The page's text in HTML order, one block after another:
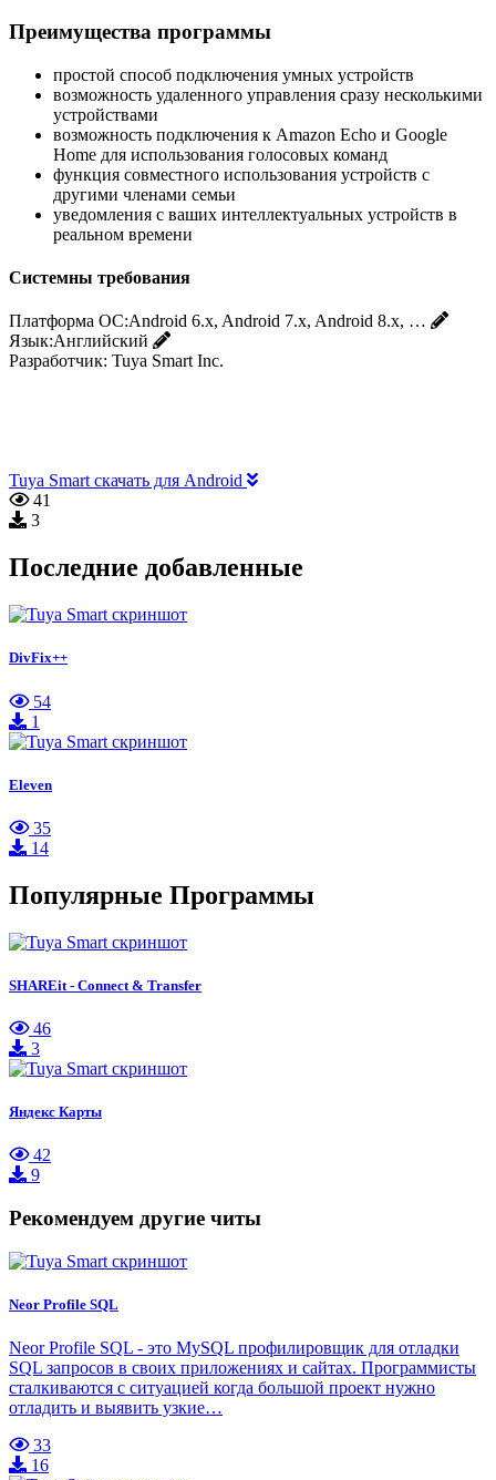
Преимущества программы
простой способ подключения умных устройств
возможность удаленного управления сразу несколькими
устройствами
возможность подключения к Amazon Echo и Google
Home для использования голосовых команд
функция совместного использования устройств с
другими членами семьи
уведомления с ваших интеллектуальных устройств в
реальном времени
Системны требования
Платформа ОС:Android 6.x, Android 7.x, Android 8.x, …
Язык:Английский
Разработчик: Tuya Smart Inc.
Tuya Smart скачать для Android
41
3
Последние добавленные
DivFix++
54
1
Eleven
35
14
Популярные Программы
SHAREit - Connect & Transfer
46
3
Яндекс Карты
42
9
Рекомендуем другие читы
Neor Profile SQL
Neor Profile SQL - это MySQL профилировщик для отладки
SQL запросов в своих приложениях и сайтах. Программисты
сталкиваются с ситуацией когда большой проект нужно
отладить и выявить узкие…
33
16